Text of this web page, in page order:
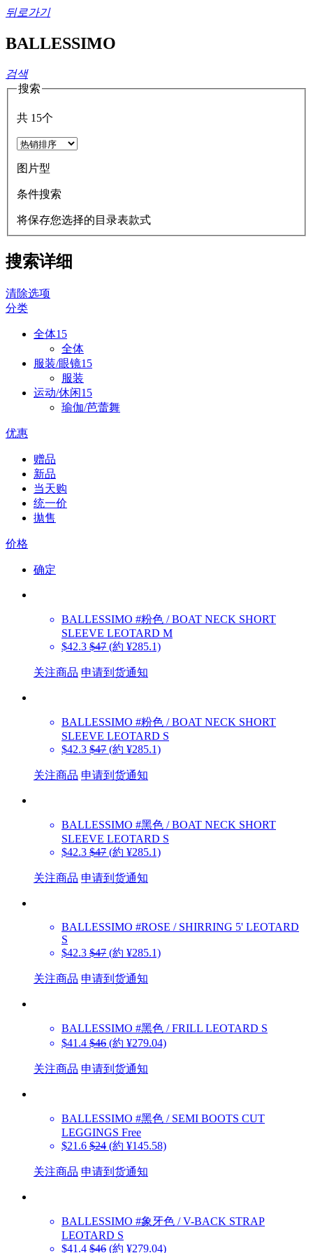
뒤로가기
BALLESSIMO
검색
搜索
共 15个
图片型
条件搜索
将保存您选择的目录表款式
搜索详细
清除选项
分类
全体15
全体
服装/眼镜15
服装
运动/休闲15
瑜伽/芭蕾舞
优惠
赠品
新品
当天购
统一价
拋售
价格
确定
BALLESSIMO #粉色 / BOAT NECK SHORT
SLEEVE LEOTARD M
$42.3 $47 (約 ¥285.1)
关注商品 申请到货通知
BALLESSIMO #粉色 / BOAT NECK SHORT
SLEEVE LEOTARD S
$42.3 $47 (約 ¥285.1)
关注商品 申请到货通知
BALLESSIMO #黑色 / BOAT NECK SHORT
SLEEVE LEOTARD S
$42.3 $47 (約 ¥285.1)
关注商品 申请到货通知
BALLESSIMO #ROSE / SHIRRING 5' LEOTARD
S
$42.3 $47 (約 ¥285.1)
关注商品 申请到货通知
BALLESSIMO #黑色 / FRILL LEOTARD S
$41.4 $46 (約 ¥279.04)
关注商品 申请到货通知
BALLESSIMO #黑色 / SEMI BOOTS CUT
LEGGINGS Free
$21.6 $24 (約 ¥145.58)
关注商品 申请到货通知
BALLESSIMO #象牙色 / V-BACK STRAP
LEOTARD S
$41.4 $46 (約 ¥279.04)